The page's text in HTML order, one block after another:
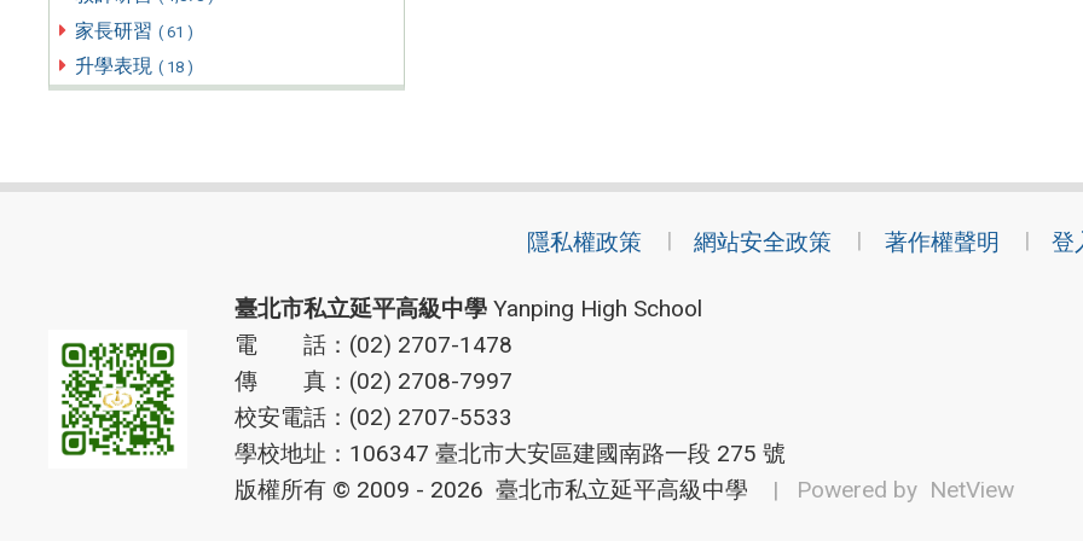
家長研習 ( 61 )
升學表現 ( 18 )
隱私權政策 網站安全政策 著作權聲明 登
臺北市私立延平高級中學Yanping High School
電 話：(02) 2707-1478
傳 真：(02) 2708-7997
校安電話：(02) 2707-5533
學校地址：106347 臺北市大安區建國南路一段 275 號
版權所有 © 2009 - 2026 臺北市私立延平高級中學 | Powered by NetView